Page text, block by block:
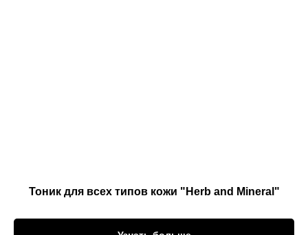
Тоник для всех типов кожи "Herb and Mineral"